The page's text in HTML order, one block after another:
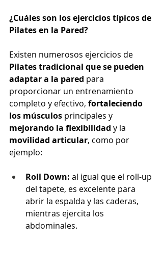
¿Cuáles son los ejercicios típicos de
Pilates en la Pared?
Existen numerosos ejercicios de
Pilates tradicional que se pueden
adaptar a la pared para
proporcionar un entrenamiento
completo y efectivo, fortaleciendo
los músculos principales y
mejorando la flexibilidad y la
movilidad articular, como por
ejemplo:
Roll Down: al igual que el roll-up
del tapete, es excelente para
abrir la espalda y las caderas,
mientras ejercita los
abdominales.